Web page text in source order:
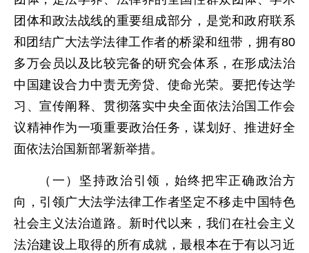
团体和政法战线的重要组成部分，是党和政府联系
和团结广大法学法律工作者的桥梁和纽带，拥有80
多万会员以及比较完备的研究会体系，在形成法治
中国建设合力中责无旁贷、使命光荣。要把传达学
习、宣传阐释、贯彻落实中央全面依法治国工作会
议精神作为一项重要政治任务，谋划好、推进好全
面依法治国新部署新举措。
（一）坚持政治引领，始终把牢正确政治方
向，引领广大法学法律工作者坚定不移走中国特色
社会主义法治道路。新时代以来，我们在社会主义
法治建设上取得的所有成就，最根本在于有以习近